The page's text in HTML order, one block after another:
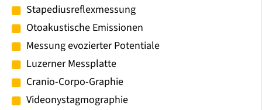
Stapediusreflexmessung
Otoakustische Emissionen
Messung evozierter Potentiale
Luzerner Messplatte
Cranio-Corpo-Graphie
Videonystagmographie